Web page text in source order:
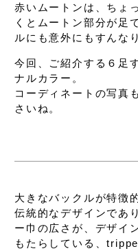
赤いムートンは、ちょ
くとムートン部分が足
ルにも意外にもすんな
今回、ご紹介する６足
ナルカラー。
コーディネートの写真も
さいね。
大きなバックルが特徴
伝統的なデザインであ
ー巾の広さが、 デザイ
もたらしている、